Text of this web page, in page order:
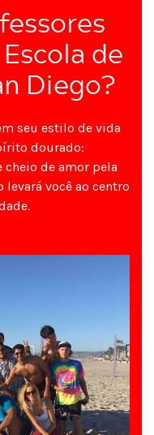
de
Diego?
seu estilo de vida
dourado:
cheio de amor pela
levará você ao centro